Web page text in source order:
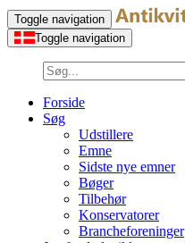
Toggle navigation
Toggle navigation
Forside
Søg
Udstillere
Emne
Sidste nye emner
Bøger
Tilbehør
Konservatorer
Brancheforeninger